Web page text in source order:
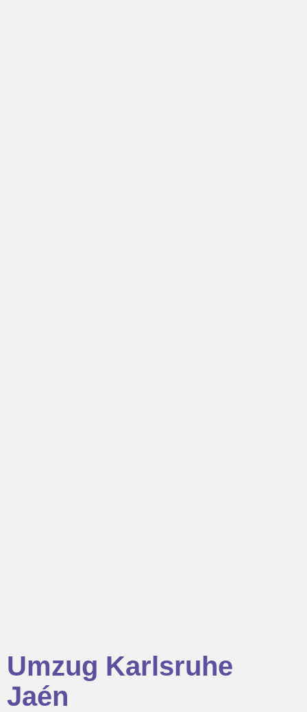
Umzug Karlsruhe
Jaén